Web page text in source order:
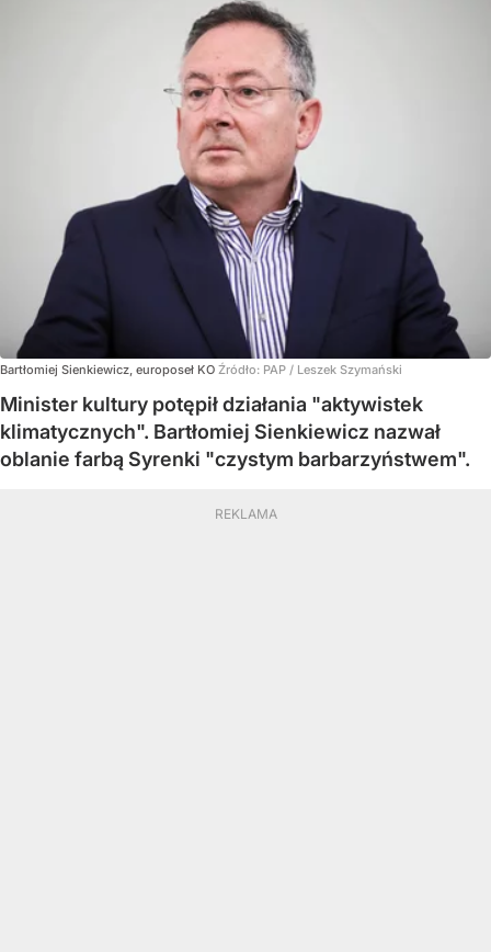
Bartłomiej Sienkiewicz, europoseł KO Źródło: PAP / Leszek Szymański
Minister kultury potępił działania "aktywistek
klimatycznych". Bartłomiej Sienkiewicz nazwał
oblanie farbą Syrenki "czystym barbarzyństwem".